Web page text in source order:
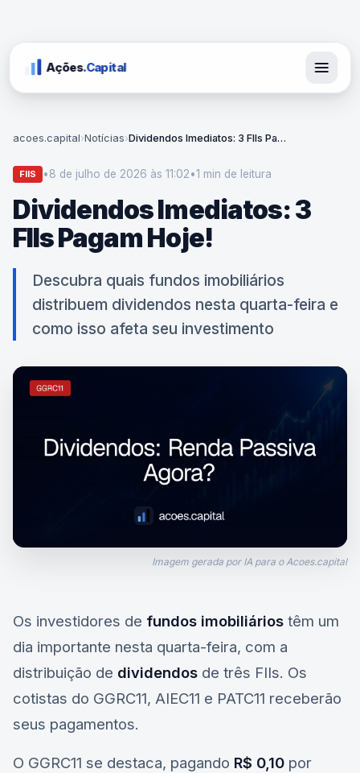
Ações.Capital
acoes.capital›Notícias› Dividendos Imediatos: 3 FIIs Pagam Hoje!
FIIS •8 de julho de 2026 às 11:02•1 min de leitura
Dividendos Imediatos: 3
FIIs Pagam Hoje!
Descubra quais fundos imobiliários
distribuem dividendos nesta quarta-feira e
como isso afeta seu investimento
Imagem gerada por IA para o Acoes.capital
Os investidores de fundos imobiliários têm um
dia importante nesta quarta-feira, com a
distribuição de dividendos de três FIIs. Os
cotistas do GGRC11, AIEC11 e PATC11 receberão
seus pagamentos.
O GGRC11 se destaca, pagando R$ 0,10 por